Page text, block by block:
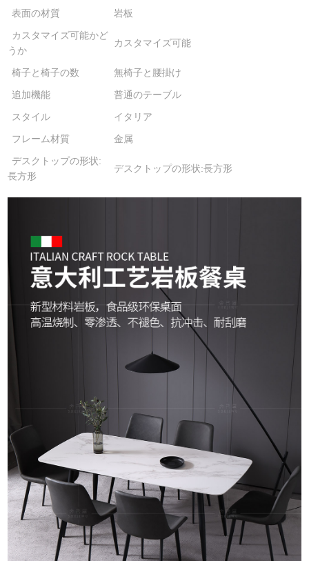
表面の材質
岩板
カスタマイズ可能かど
うか
カスタマイズ可能
椅子と椅子の数
無椅子と腰掛け
追加機能
普通のテーブル
スタイル
イタリア
フレーム材質
金属
デスクトップの形状:
長方形
デスクトップの形状:長方形